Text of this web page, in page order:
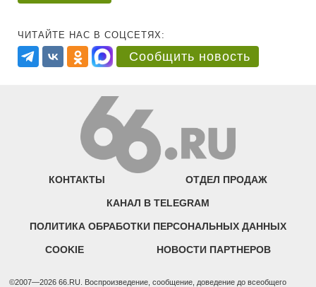
ЧИТАЙТЕ НАС В СОЦСЕТЯХ:
Сообщить новость
КОНТАКТЫ ОТДЕЛ ПРОДАЖ
КАНАЛ В TELEGRAM
ПОЛИТИКА ОБРАБОТКИ ПЕРСОНАЛЬНЫХ ДАННЫХ
COOKIE НОВОСТИ ПАРТНЕРОВ
©2007—2026 66.RU. Воспроизведение, сообщение, доведение до всеобщего